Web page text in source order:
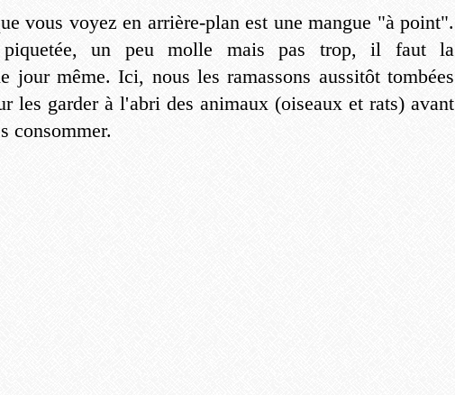
vous voyez en arrière-plan est une mangue "à point".
piquetée, un peu molle mais pas trop, il faut la
jour même. Ici, nous les ramassons aussitôt tombées
les garder à l'abri des animaux (oiseaux et rats) avant
consommer.